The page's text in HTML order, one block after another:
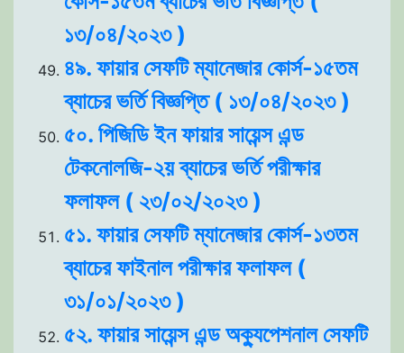
১৩/০৪/২০২৩ )
৪৯. ফায়ার সেফটি ম্যানেজার কোর্স-১৫তম
ব্যাচের ভর্তি বিজ্ঞপ্তি ( ১৩/০৪/২০২৩ )
৫০. পিজিডি ইন ফায়ার সায়েন্স এন্ড
টেকনোলজি-২য় ব্যাচের ভর্তি পরীক্ষার
ফলাফল ( ২৩/০২/২০২৩ )
৫১. ফায়ার সেফটি ম্যানেজার কোর্স-১৩তম
ব্যাচের ফাইনাল পরীক্ষার ফলাফল (
৩১/০১/২০২৩ )
৫২. ফায়ার সায়েন্স এন্ড অক্যুপেশনাল সেফটি